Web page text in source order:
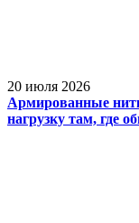
20 июля 2026
Армированные
нагрузку там, где